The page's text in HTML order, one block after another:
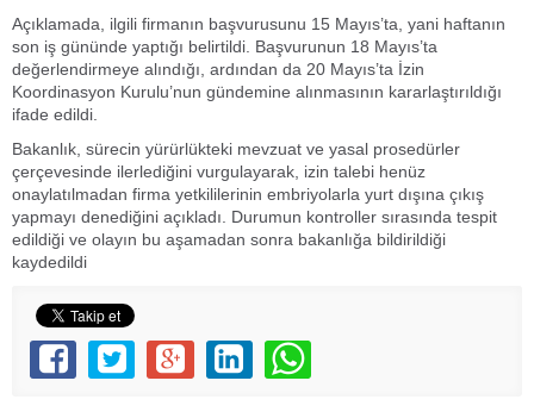
Açıklamada, ilgili firmanın başvurusunu 15 Mayıs’ta, yani haftanın
son iş gününde yaptığı belirtildi. Başvurunun 18 Mayıs’ta
değerlendirmeye alındığı, ardından da 20 Mayıs’ta İzin
Koordinasyon Kurulu’nun gündemine alınmasının kararlaştırıldığı
ifade edildi.
Bakanlık, sürecin yürürlükteki mevzuat ve yasal prosedürler
çerçevesinde ilerlediğini vurgulayarak, izin talebi henüz
onaylatılmadan firma yetkililerinin embriyolarla yurt dışına çıkış
yapmayı denediğini açıkladı. Durumun kontroller sırasında tespit
edildiği ve olayın bu aşamadan sonra bakanlığa bildirildiği
kaydedildi